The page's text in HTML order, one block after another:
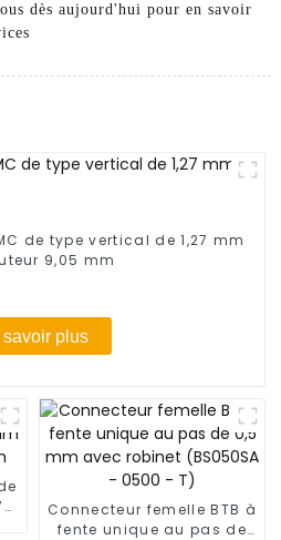
dès aujourd'hui pour en savoir
de type vertical de 1,27 mm
9,05 mm
savoir plus
Connecteur femelle BTB à
fente unique au pas de